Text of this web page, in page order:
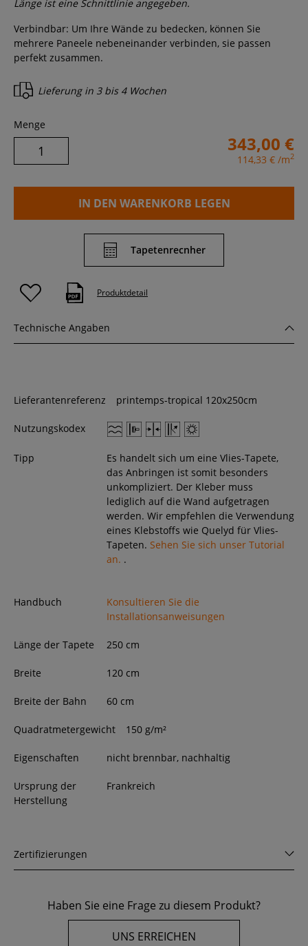
Länge ist eine Schnittlinie angegeben.
Verbindbar: Um Ihre Wände zu bedecken, können Sie
mehrere Paneele nebeneinander verbinden, sie passen
perfekt zusammen.
Lieferung in 3 bis 4 Wochen
Menge
343,00 €
114,33 € /m2
IN DEN WARENKORB LEGEN
Tapetenrecnher
Produktdetail
Technische Angaben
Lieferantenreferenz printemps-tropical 120x250cm
Nutzungskodex
Tipp
Es handelt sich um eine Vlies-Tapete,
das Anbringen ist somit besonders
unkompliziert. Der Kleber muss
lediglich auf die Wand aufgetragen
werden. Wir empfehlen die Verwendung
eines Klebstoffs wie Quelyd für Vlies-
Tapeten. Sehen Sie sich unser Tutorial
an. .
Handbuch
Konsultieren Sie die
Installationsanweisungen
Länge der Tapete 250cm
Breite 120cm
Breite der Bahn 60 cm
Quadratmetergewicht 150 g/m²
Eigenschaften nicht brennbar, nachhaltig
Ursprung der
Herstellung
Frankreich
Zertifizierungen
Haben Sie eine Frage zu diesem Produkt?
UNS ERREICHEN